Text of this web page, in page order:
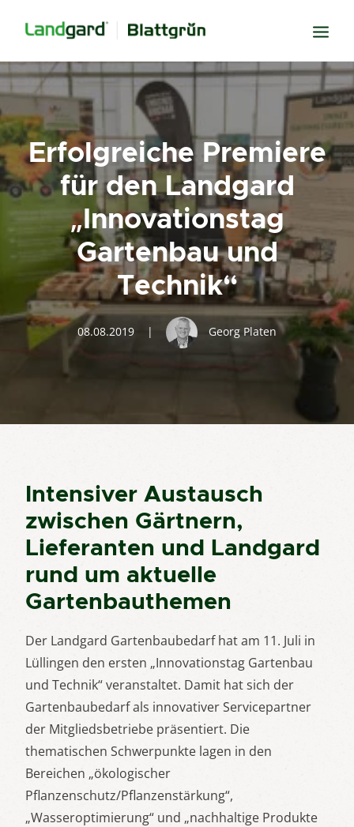
Neugier
Inspiration
Verbundenheit
Transparenz
Freude
Erfolg
Miteinander
Wissen
Suche
Erfolgreiche Premiere
für den Landgard
„Innovationstag
Gartenbau und
Technik“
08.08.2019 | Georg Platen
Intensiver Austausch
zwischen Gärtnern,
Lieferanten und Landgard
rund um aktuelle
Gartenbauthemen
Der Landgard Gartenbaubedarf hat am 11. Juli in
Lüllingen den ersten „Innovationstag Gartenbau
und Technik“ veranstaltet. Damit hat sich der
Gartenbaubedarf als innovativer Servicepartner
der Mitgliedsbetriebe präsentiert. Die
thematischen Schwerpunkte lagen in den
Bereichen „ökologischer
Pflanzenschutz/Pflanzenstärkung“,
„Wasseroptimierung“ und „nachhaltige Produkte